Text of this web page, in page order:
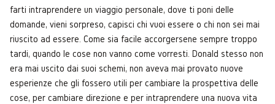
farti intraprendere un viaggio personale, dove ti poni delle
domande, vieni sorpreso, capisci chi vuoi essere o chi non sei mai
riuscito ad essere. Come sia facile accorgersene sempre troppo
tardi, quando le cose non vanno come vorresti. Donald stesso non
era mai uscito dai suoi schemi, non aveva mai provato nuove
esperienze che gli fossero utili per cambiare la prospettiva delle
cose, per cambiare direzione e per intraprendere una nuova vita